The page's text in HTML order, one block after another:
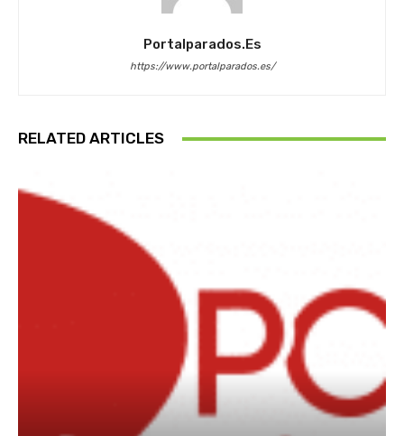
Portalparados.es
https://www.portalparados.es/
RELATED ARTICLES